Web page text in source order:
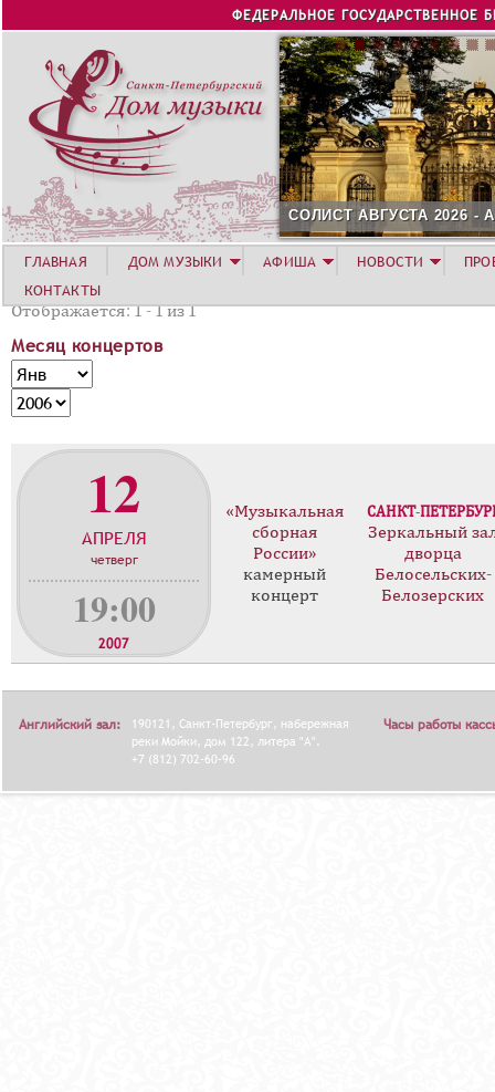
Jump to navigation
ФЕДЕРАЛЬНОЕ ГОСУДАРСТВЕННОЕ
СОЛИСТ АВГУСТА 2026 -
Отображается: 1 - 1 из 1
Месяц концертов
М
е
с
к
р
о
в
М
е
с
Г
о
12
АПРЕЛЯ
четверг
19:00
2007
«Музыкальная
сборная
России»
камерный
концерт
САНКТ-
Зеркальный
дворца
Белосельских-
Белозерских
ГЛАВНАЯ ДОМ МУЗЫКИ АФИША НОВОСТИ
КОНТАКТЫ
Английский зал:
190121, Санкт-Петербург, набережная
реки Мойки, дом 122, литера "А".
+7 (812) 702-60-96
Часы работы